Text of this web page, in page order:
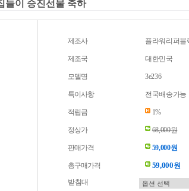
들이 승진선물 축하
제조사 플라워리퍼블
제조국 대한민국
모델명 3e236
특이사항 전국배송가능
적립금 1%
정상가 68,000원
판매가격 59,000원
총구매가격 59,000원
받침대